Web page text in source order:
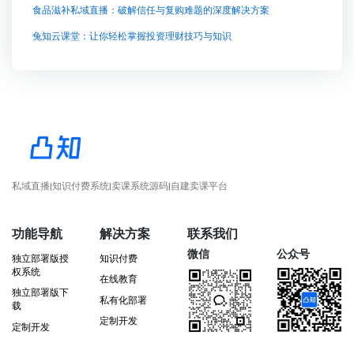
食品滋补私域直播：破解信任与复购难题的深度解决方案
兔知云课堂：让你轻松掌握投资理财技巧与知识
私域直播|知识付费系统|卖课系统源码|自建卖课平台
功能导航
独立部署版授
权系统
独立部署版下
载
定制开发
解决方案
知识付费
在线教育
私有化部署
定制开发
联系我们
微信 公众号